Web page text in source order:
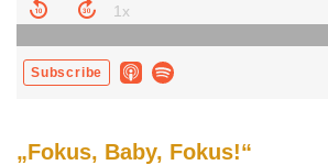
„Fokus, Baby, Fokus!“